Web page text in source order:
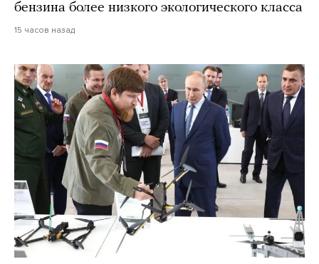
бензина более низкого экологического класса
15 часов назад